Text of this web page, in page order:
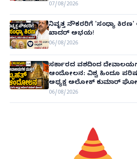
07/08/2026
ನಿವೃತ್ತ ನೌಕರರಿಗೆ 'ಸಂಧ್ಯಾ
ಖಾದರ್ ಅಭಯ!
06/08/2026
ಸರ್ಕಾರದ ವಶದಿಂದ
ಆಂದೋಲನ: ವಿಶ್ವ ಹಿಂದೂ
ಅಧ್ಯಕ್ಷ ಅಲೋಕ್ ಕುಮಾರ್
06/08/2026